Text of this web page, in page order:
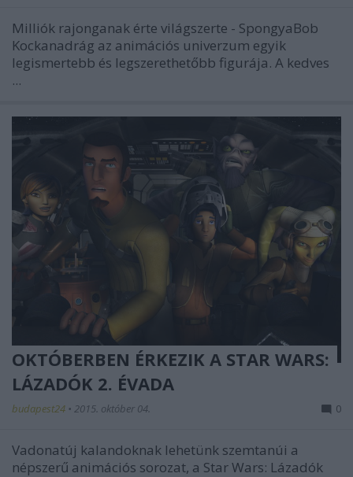
Milliók rajonganak érte világszerte - SpongyaBob
Kockanadrág az animációs univerzum egyik
legismertebb és legszerethetőbb figurája. A kedves
...
OKTÓBERBEN ÉRKEZIK A STAR WARS:
LÁZADÓK 2. ÉVADA
budapest24 • 2015. október 04. 0
Vadonatúj kalandoknak lehetünk szemtanúi a
népszerű animációs sorozat, a Star Wars: Lázadók